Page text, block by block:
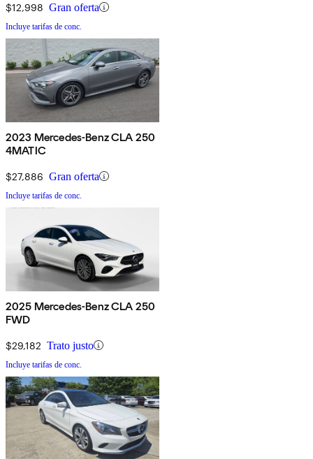
$12,998 Gran oferta
Incluye tarifas de conc.
2023 Mercedes-Benz CLA 250
4MATIC
$27,886 Gran oferta
Incluye tarifas de conc.
2025 Mercedes-Benz CLA 250
FWD
$29,182 Trato justo
Incluye tarifas de conc.